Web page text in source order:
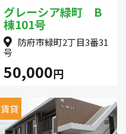
グレーシア緑町 B
棟101号
防府市緑町2丁目3番31
号
50,000円
賃貸